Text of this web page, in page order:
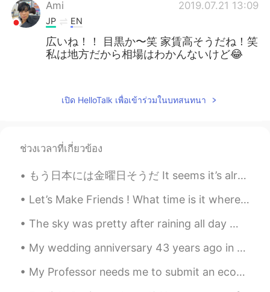
Ami 2019.07.21 13:09
JP EN
広いね！！ 目黒か〜笑 家賃高そうだね！笑
私は地方だから相場はわかんないけど😂
Shiho
JP KR
looks so nice room
keigo 2019.07.21 13:04
おー！良さそうな部屋！ 家具を買うならニ
トリなんかもいいですよ〜
Ayu 2019.07.21 13:03
เปิด HelloTalk เพื่อเข้าร่วมในบทสนทนา
ช่วงเวลาที่เกี่ยวข้อง
もう日本には金曜日そうだ It seems it’s already Friday in Japan 良い週末の始まりになりますように Hope you have a good start t...
Let’s Make Friends ! What time is it where you are ? Here Its 8:50pm And What are you doing ri...
The sky was pretty after raining all day 🌧😂 Mochi is a natural model too 🤣 Have a great weekend 😎
My wedding anniversary 43 years ago in 1978 my husband and I were married in a Church in Bahrain...
My Professor needs me to submit an economics assignment of not less than 1000 words, but I……… Any...